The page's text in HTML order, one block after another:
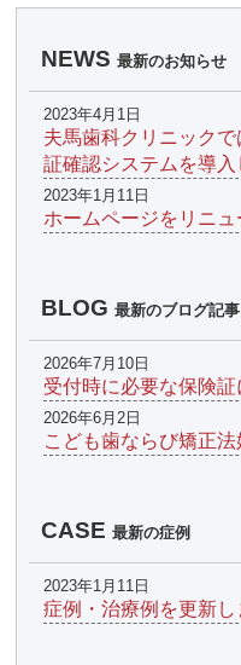
NEWS 最新のお知らせ
2023年4月1日
夫馬歯科クリニック
証確認システムを導入
2023年1月11日
ホームページをリニ
BLOG 最新のブログ記事
2026年7月10日
受付時に必要な保険
2026年6月2日
こども歯ならび矯正法
CASE 最新の症例
2023年1月11日
症例・治療例を更新し